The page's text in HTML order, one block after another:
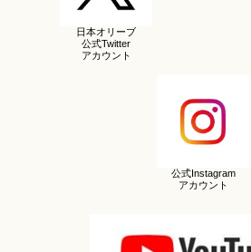
日本オリーブ
公式Twitter
アカウント
公式Instagram
アカウント